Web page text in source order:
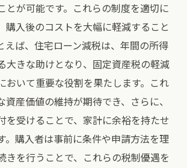
とが可能です。これらの制度を適切に
購入後のコストを大幅に軽減すること
えば、住宅ローン減税は、年間の所得
大きな助けとなり、固定資産税の軽減
おいて重要な役割を果たします。これ
資産価値の維持が期待でき、さらに、
を受けることで、家計に余裕を持たせ
。購入者は事前に条件や申請方法を理
きを行うことで、これらの税制優遇を